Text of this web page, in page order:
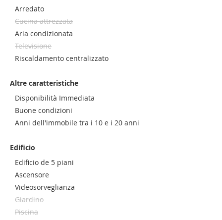
Arredato
Cucina attrezzata
Aria condizionata
Televisione
Riscaldamento centralizzato
Altre caratteristiche
Disponibilità Immediata
Buone condizioni
Anni dell'immobile tra i 10 e i 20 anni
Edificio
Edificio de 5 piani
Ascensore
Videosorveglianza
Giardino
Piscina